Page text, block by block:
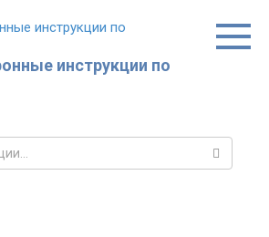
инструкции по